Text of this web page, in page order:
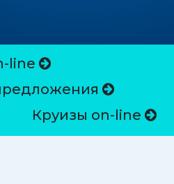
line
Круизы on-line